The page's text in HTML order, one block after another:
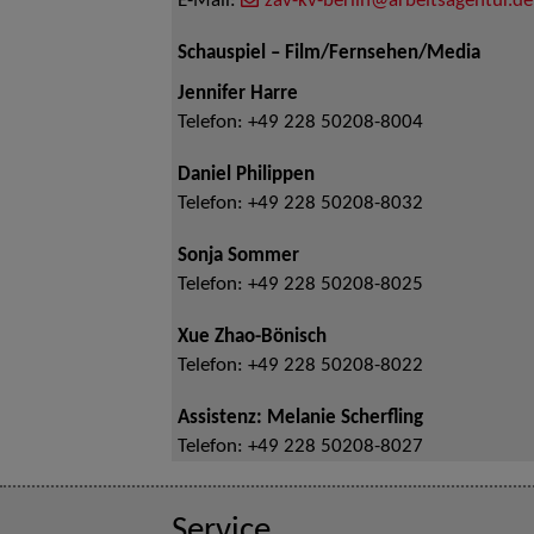
Schauspiel – Film/Fernsehen/Media
Jennifer Harre
Telefon: +49 228 50208-8004
Daniel Philippen
Telefon: +49 228 50208-8032
Sonja Sommer
Telefon: +49 228 50208-8025
Xue Zhao-Bönisch
Telefon: +49 228 50208-8022
Assistenz: Melanie Scherfling
Telefon: +49 228 50208-8027